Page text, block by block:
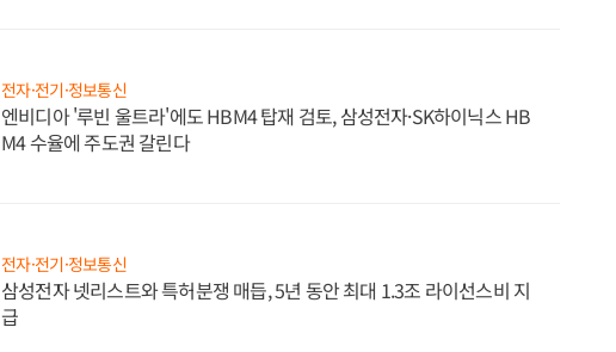
전자·전기·정보통신
엔비디아 '루빈 울트라'에도 HBM4 탑재 검토, 삼성전자·SK하이닉스 HB
M4 수율에 주도권 갈린다
전자·전기·정보통신
삼성전자 넷리스트와 특허분쟁 매듭, 5년 동안 최대 1.3조 라이선스비 지
급